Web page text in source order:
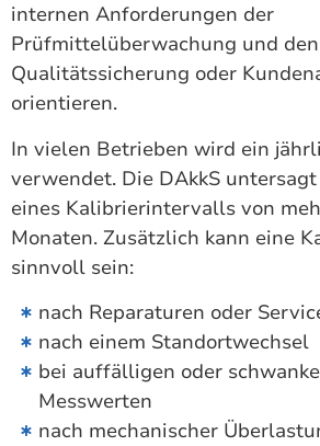
internen Anforderungen der
Prüfmittelüberwachung und
Qualitätssicherung oder
orientieren.
In vielen Betrieben wird ein
verwendet. Die DAkkS
eines Kalibrierintervalls von
Monaten. Zusätzlich kann eine
sinnvoll sein:
nach Reparaturen oder
nach einem Standortwechsel
bei auffälligen oder
Messwerten
nach mechanischer